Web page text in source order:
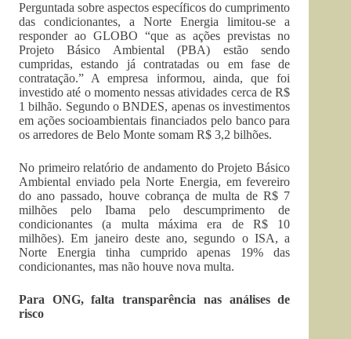
Perguntada sobre aspectos específicos do cumprimento
das condicionantes, a Norte Energia limitou-se a
responder ao GLOBO “que as ações previstas no
Projeto Básico Ambiental (PBA) estão sendo
cumpridas, estando já contratadas ou em fase de
contratação.” A empresa informou, ainda, que foi
investido até o momento nessas atividades cerca de R$
1 bilhão. Segundo o BNDES, apenas os investimentos
em ações socioambientais financiados pelo banco para
os arredores de Belo Monte somam R$ 3,2 bilhões.
No primeiro relatório de andamento do Projeto Básico
Ambiental enviado pela Norte Energia, em fevereiro
do ano passado, houve cobrança de multa de R$ 7
milhões pelo Ibama pelo descumprimento de
condicionantes (a multa máxima era de R$ 10
milhões). Em janeiro deste ano, segundo o ISA, a
Norte Energia tinha cumprido apenas 19% das
condicionantes, mas não houve nova multa.
Para ONG, falta transparência nas análises de
risco